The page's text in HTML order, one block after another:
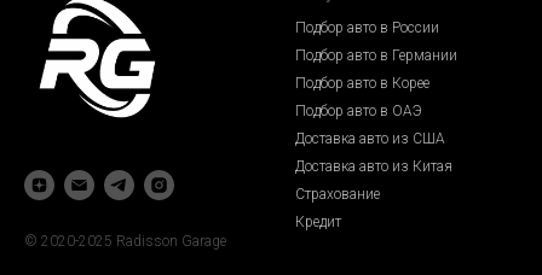
© 2020-2025 Radisson Garage
Подбор авто в России
Подбор авто в Германии
Подбор авто в Корее
Подбор авто в ОАЭ
Доставка авто из США
Доставка авто из Китая
Страхование
Кредит